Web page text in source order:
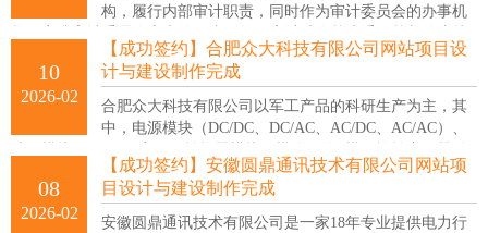
构，履行内部审计职责，同时作为审计委员会的办事机
领导下，开展学校内部审计工作。
10
2026-02
【成功签约】合肥众大科技有限公司网站项目设
计与建设制作完成
合肥众大科技有限公司以军工产品的科研生产为主，其
中，电源模块（DC/DC、DC/AC、AC/DC、AC/AC）、
整角机信号）已形成系列，为电子信息系统提供小型化方案，广泛应
用于航空、船舶、兵器、电子、通讯、雷达等高可靠电子设备及工业
领域。
08
2026-02
【成功签约】安徽圆鼎通讯技术有限公司网站项
目设计与建设制作完成
安徽圆鼎通讯技术有限公司是一家18年专业提供电力行